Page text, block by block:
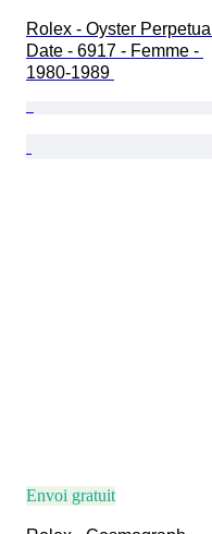
Rolex - Oyster Perpetual
Date - 6917 - Femme -
1980-1989
Envoi gratuit